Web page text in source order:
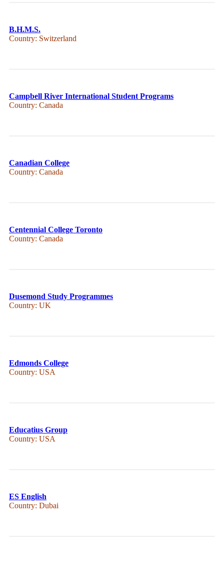
B.H.M.S.
Country: Switzerland
Campbell River International Student Programs
Country: Canada
Canadian College
Country: Canada
Centennial College Toronto
Country: Canada
Dusemond Study Programmes
Country: UK
Edmonds College
Country: USA
Educatius Group
Country: USA
ES English
Country: Dubai